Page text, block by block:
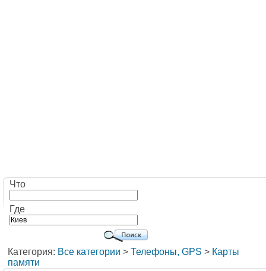
Что
Где
Категория: Все категории > Телефоны, GPS > Карты
памяти